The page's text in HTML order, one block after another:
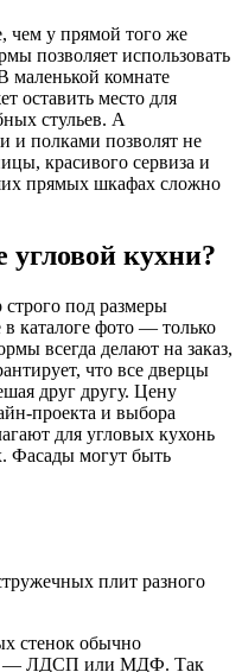
чем у прямой того же
позволяет использовать
маленькой комнате
оставить место для
стульев. А
и полками позволят не
красивого сервиза и
прямых шкафах сложно
угловой кухни?
под размеры
каталоге фото — только
всегда делают на заказ,
что все дверцы
друг другу. Цену
проекта и выбора
для угловых кухонь
Фасады могут быть
плит разного
стенок обычно
— ЛДСП или МДФ. Так